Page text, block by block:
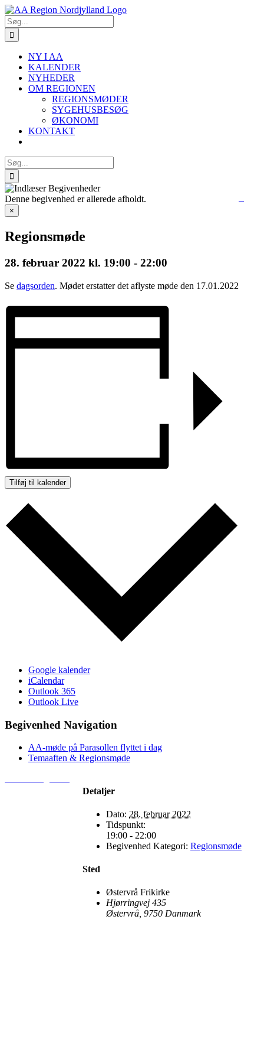
Skip
to
content
Søg
efter:
NY I AA
KALENDER
NYHEDER
OM REGIONEN
REGIONSMØDER
SYGEHUSBESØG
ØKONOMI
KONTAKT
Søg
efter:
Denne begivenhed er allerede afholdt.
×
Regionsmøde
28. februar 2022 kl. 19:00 - 22:00
Se dagsorden. Mødet erstatter det aflyste møde den 17.01.2022
Tilføj til kalender
Google kalender
iCalendar
Outlook 365
Outlook Live
Begivenhed Navigation
AA-møde på Parasollen flyttet i dag
Temaaften & Regionsmøde
Detaljer
Dato: 28. februar 2022
Tidspunkt:
19:00 - 22:00
Begivenhed Kategori: Regionsmøde
Sted
Østervrå Frikirke
Hjørringvej 435
Østervrå 9750 Danmark